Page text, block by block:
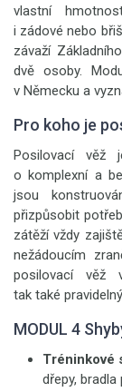
vlastní
i zádové nebo
závaží
dvě osoby.
v Německu a
Pro koho je
Posilovací věž
o komplexní a
jsou
přizpůsobit
zátěží vždy
nežádoucím
posilovací věž
tak také
MODUL 4
Tréninkové
dřepy,